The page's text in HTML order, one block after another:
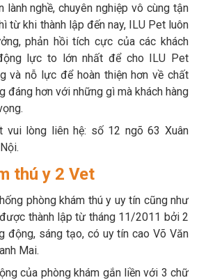
lành nghề, chuyên nghiệp vô cùng tận
từ khi thành lập đến nay, ILU Pet luôn
phản hồi tích cực của các khách
lực to lớn nhất để cho ILU Pet
và nỗ lực để hoàn thiện hơn về chất
đáng hơn với những gì mà khách hàng
vui lòng liên hệ: số 12 ngõ 63 Xuân
thú y 2 Vet
phòng khám thú y uy tín cũng như
thành lập từ tháng 11/2011 bởi 2
động, sáng tạo, có uy tín cao Võ Văn
Mai.
của phòng khám gắn liền với 3 chữ